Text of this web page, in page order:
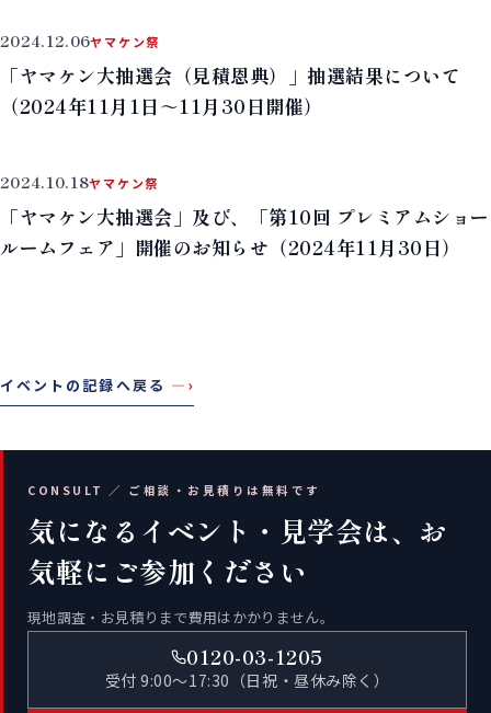
2024.12.06ヤマケン祭
「ヤマケン大抽選会（見積恩典）」抽選結果について
（2024年11月1日～11月30日開催）
2024.10.18ヤマケン祭
「ヤマケン大抽選会」及び、「第10回 プレミアムショー
ルームフェア」開催のお知らせ（2024年11月30日）
イベントの記録へ戻る —›
CONSULT ／ ご相談・お見積りは無料です
気になるイベント・見学会は、お
気軽にご参加ください
現地調査・お見積りまで費用はかかりません。
0120-03-1205
受付 9:00〜17:30（日祝・昼休み除く）